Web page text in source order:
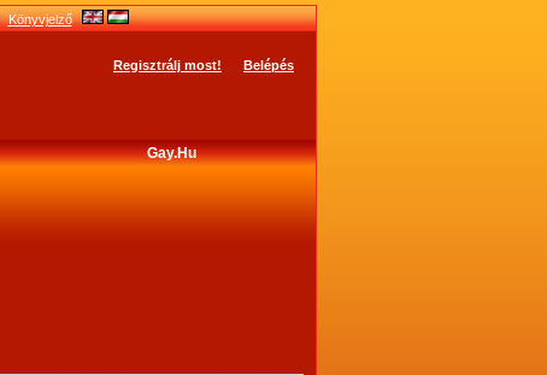
Könyvjelző
Regisztrálj most! Belépés
Gay.hu